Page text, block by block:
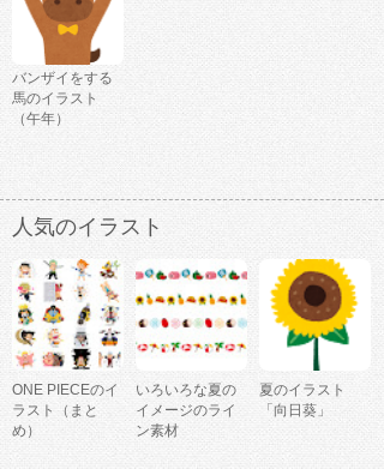
バンザイをする
馬のイラスト
（午年）
人気のイラスト
ONE PIECEのイ
ラスト（まと
め）
いろいろな夏の
イメージのライ
ン素材
夏のイラスト
「向日葵」